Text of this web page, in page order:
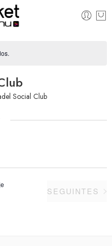
Social Club
EVENTOS
SEGUINTES